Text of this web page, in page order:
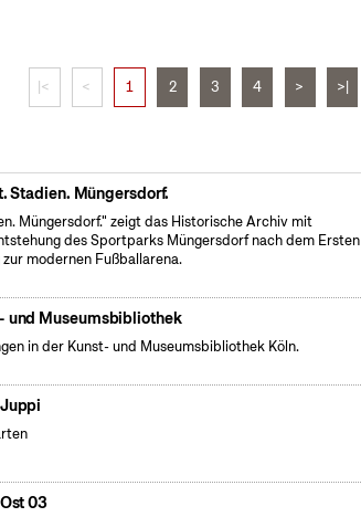
|< < 1 2 3 4 > >|
Stadien. Müngersdorf.
Müngersdorf." zeigt das Historische Archiv mit
des Sportparks Müngersdorf nach dem Ersten
modernen Fußballarena.
und Museumsbibliothek
in der Kunst- und Museumsbibliothek Köln.
03